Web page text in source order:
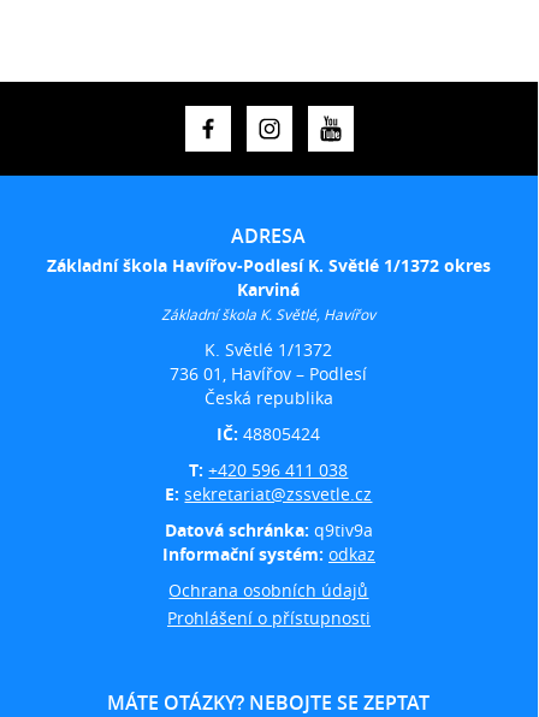
ADRESA
Základní škola Havířov-Podlesí K. Světlé 1/1372 okres
Karviná
Základní škola K. Světlé, Havířov
K. Světlé 1/1372
736 01, Havířov – Podlesí
Česká republika
IČ:48805424
T:+420 596 411 038
E:sekretariat@zssvetle.cz
Datová schránka: q9tiv9a
Informační systém: odkaz
Ochrana osobních údajů
Prohlášení o přístupnosti
MÁTE OTÁZKY? NEBOJTE SE ZEPTAT